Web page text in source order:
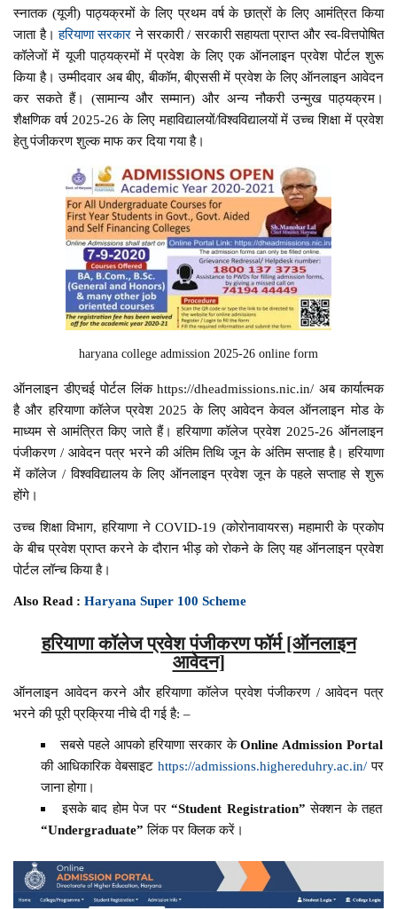
स्नातक (यूजी) पाठ्यक्रमों के लिए प्रथम वर्ष के छात्रों के लिए आमंत्रित किया
जाता है।हरियाणा सरकार ने सरकारी / सरकारी सहायता प्राप्त और स्व-वित्तपोषित
कॉलेजों में यूजी पाठ्यक्रमों में प्रवेश के लिए एक ऑनलाइन प्रवेश पोर्टल शुरू
किया है। उम्मीदवार अब बीए, बीकॉम, बीएससी में प्रवेश के लिए ऑनलाइन आवेदन
कर सकते हैं। (सामान्य और सम्मान) और अन्य नौकरी उन्मुख पाठ्यक्रम।
शैक्षणिक वर्ष 2025-26 के लिए महाविद्यालयों/विश्वविद्यालयों में उच्च शिक्षा में प्रवेश
हेतु पंजीकरण शुल्क माफ कर दिया गया है।
haryana college admission 2025-26 online form
ऑनलाइन डीएचई पोर्टल लिंक https://dheadmissions.nic.in/ अब कार्यात्मक
है और हरियाणा कॉलेज प्रवेश 2025 के लिए आवेदन केवल ऑनलाइन मोड के
माध्यम से आमंत्रित किए जाते हैं। हरियाणा कॉलेज प्रवेश 2025-26 ऑनलाइन
पंजीकरण / आवेदन पत्र भरने की अंतिम तिथि जून के अंतिम सप्ताह है। हरियाणा
में कॉलेज / विश्वविद्यालय के लिए ऑनलाइन प्रवेश जून के पहले सप्ताह से शुरू
होंगे।
उच्च शिक्षा विभाग, हरियाणा ने COVID-19 (कोरोनावायरस) महामारी के प्रकोप
के बीच प्रवेश प्राप्त करने के दौरान भीड़ को रोकने के लिए यह ऑनलाइन प्रवेश
पोर्टल लॉन्च किया है।
Also Read :Haryana Super 100 Scheme
हरियाणा कॉलेज प्रवेश पंजीकरण फॉर्म [ऑनलाइन
आवेदन]
ऑनलाइन आवेदन करने और हरियाणा कॉलेज प्रवेश पंजीकरण / आवेदन पत्र
भरने की पूरी प्रक्रिया नीचे दी गई है: –
सबसे पहले आपको हरियाणा सरकार केOnline Admission Portal
की आधिकारिक वेबसाइट https://admissions.highereduhry.ac.in/पर
जाना होगा।
इसके बाद होम पेज पर“Student Registration” सेक्शन के तहत
“Undergraduate” लिंक पर क्लिक करें।